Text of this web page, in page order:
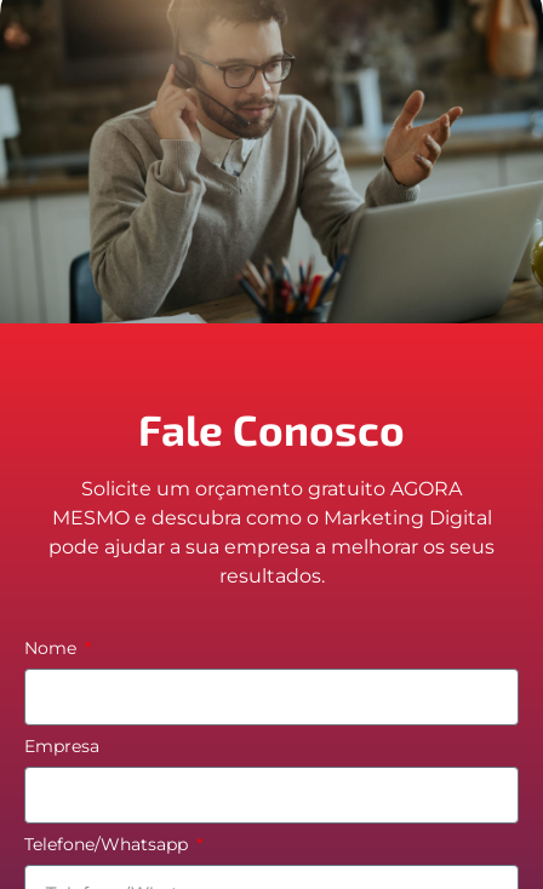
Fale Conosco
Solicite um orçamento gratuito AGORA
MESMO e descubra como o Marketing Digital
pode ajudar a sua empresa a melhorar os seus
resultados.
Nome
Empresa
Telefone/Whatsapp